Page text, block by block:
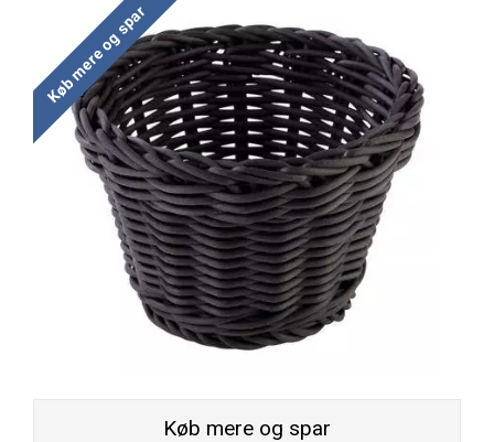
Køb mere og spar
Køb mere og spar